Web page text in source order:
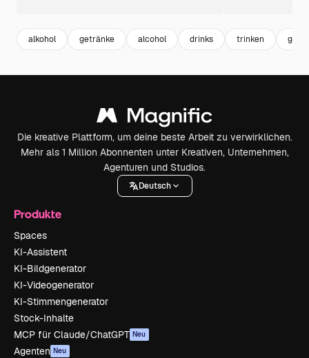
alkohol getränke alcohol drinks trinken glas
Die kreative Plattform, um deine beste Arbeit zu verwirklichen.
Mehr als 1 Million Abonnenten unter Kreativen, Unternehmen,
Agenturen und Studios.
Deutsch
Produkte
Spaces
KI-Assistent
KI-Bildgenerator
KI-Videogenerator
KI-Stimmengenerator
Stock-Inhalte
MCP für Claude/ChatGPT Neu
Agenten Neu